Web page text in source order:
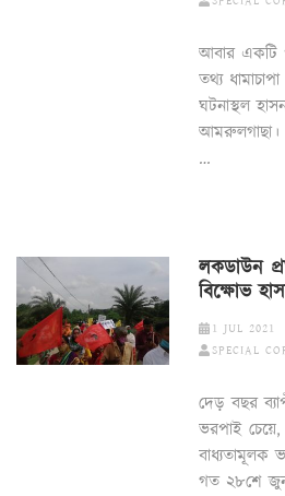
আবার একটি
তথ্য
ঘটনাস্থল
আমরুলগাছা।
…
লকডাউন
বিক্ষোভ
1 JUL 2021
SPECIAL
দেড় বছর
ভরপাই
বাধ্যতামূলক
গত ২৮শে